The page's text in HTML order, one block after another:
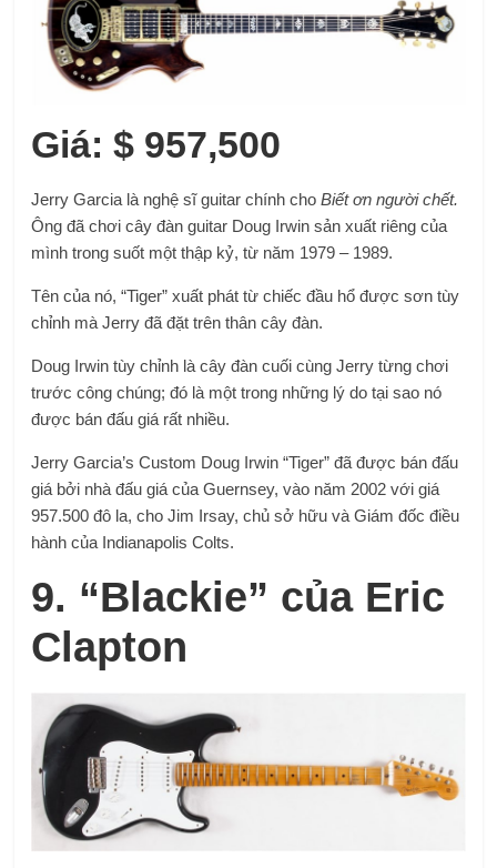
Giá: $ 957,500
Jerry Garcia là nghệ sĩ guitar chính choBiết ơn người chết.
Ông đã chơi cây đàn guitar Doug Irwin sản xuất riêng của
mình trong suốt một thập kỷ, từ năm 1979 – 1989.
Tên của nó, “Tiger” xuất phát từ chiếc đầu hổ được sơn tùy
chỉnh mà Jerry đã đặt trên thân cây đàn.
Doug Irwin tùy chỉnh là cây đàn cuối cùng Jerry từng chơi
trước công chúng; đó là một trong những lý do tại sao nó
được bán đấu giá rất nhiều.
Jerry Garcia’s Custom Doug Irwin “Tiger” đã được bán đấu
giá bởi nhà đấu giá của Guernsey, vào năm 2002 với giá
957.500 đô la, cho Jim Irsay, chủ sở hữu và Giám đốc điều
hành của Indianapolis Colts.
9. “Blackie” của Eric
Clapton